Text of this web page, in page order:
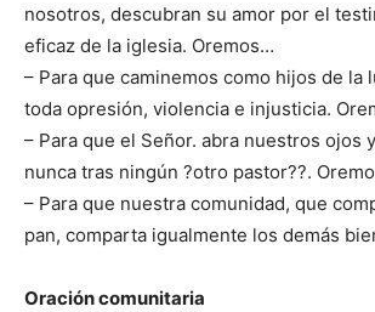
nosotros, descubran su amor por el
eficaz de la iglesia. Oremos…
– Para que caminemos como hijos de la
toda opresión, violencia e injusticia.
– Para que el Señor. abra nuestros ojos
nunca tras ningún ?otro pastor??.
– Para que nuestra comunidad, que
pan, comparta igualmente los demás
Oración comunitaria